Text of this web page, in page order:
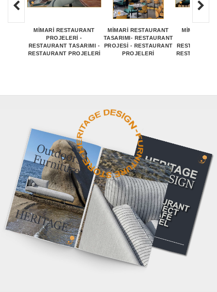
MİMARİ RESTAURANT
PROJELERİ -
RESTAURANT TASARIMI -
RESTAURANT PROJELERİ
MİMARİ RESTAURANT
TASARIMI- RESTAURANT
PROJESİ - RESTAURANT
PROJELERİ
MİMARİ
RESTAURANT